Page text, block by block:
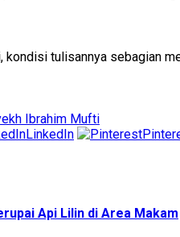
tulisannya sebagian
Ibrahim Mufti
LinkedIn
Api Lilin di Area Makam